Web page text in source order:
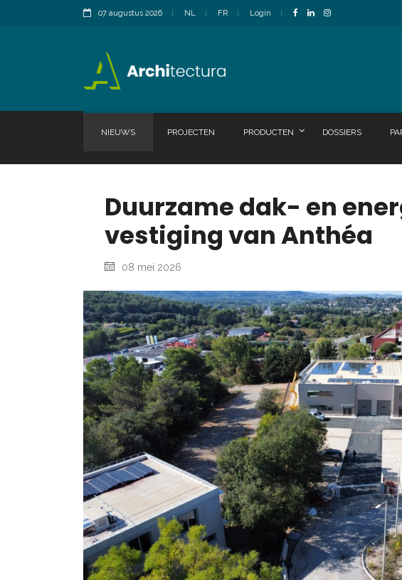
07 augustus 2026 NL FR Login
NIEUWS PROJECTEN PRODUCTEN DOSSIERS
Duurzame dak- en
vestiging van Anthéa
08 mei 2026